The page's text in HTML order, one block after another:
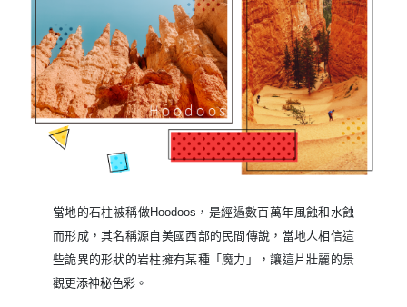
當地的石柱被稱做Hoodoos，是經過數百萬年風蝕和水蝕
而形成，其名稱源自美國西部的民間傳說，當地人相信這
些詭異的形狀的岩柱擁有某種「魔力」，讓這片壯麗的景
觀更添神秘色彩。